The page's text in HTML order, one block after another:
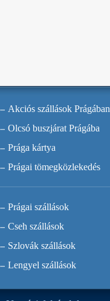
Akciós szállások Prágában
Olcsó buszjárat Prágába
Prága kártya
Prágai tömegközlekedés
Prágai szállások
Cseh szállások
Szlovák szállások
Lengyel szállások